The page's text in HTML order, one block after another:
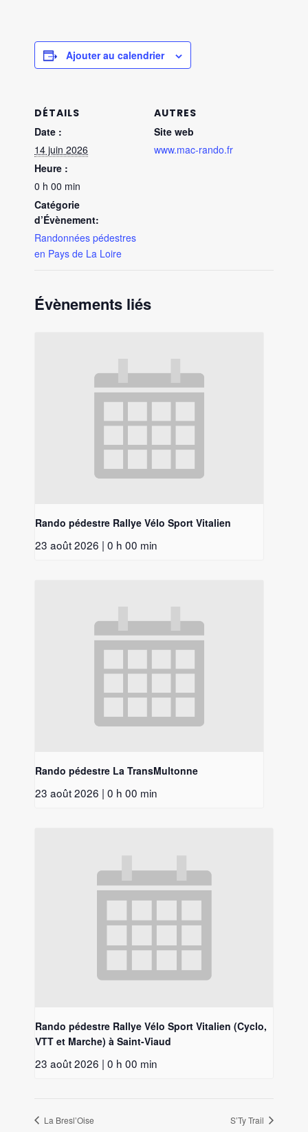
Ajouter au calendrier
DÉTAILS
Date :
14 juin 2026
Heure :
0 h 00 min
Catégorie
d’Évènement:
Randonnées pédestres
en Pays de La Loire
AUTRES
Site web
www.mac-rando.fr
Évènements liés
Rando pédestre Rallye Vélo Sport Vitalien
23 août 2026 | 0 h 00 min
Rando pédestre La TransMultonne
23 août 2026 | 0 h 00 min
Rando pédestre Rallye Vélo Sport Vitalien (Cyclo,
VTT et Marche) à Saint-Viaud
23 août 2026 | 0 h 00 min
La Bresl’Oise S’Ty Trail